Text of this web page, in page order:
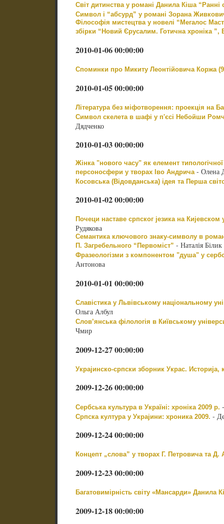
Світ дитинства у романі Данила Кіша “Ранні
Символ і “абсурд” у романі Зорана
Філософія мистецтва у новелі “Мегалос
збірки “Новий Єрусалим. Готична хроніка ”,
2010-01-06 00:00:00
Споминки про Микиту Леонтійовича Коржа
2010-01-05 00:00:00
Література без міфотворення: проекція на
Символ скелета в шафі у п'єсі Небойши
Дядченко
2010-01-03 00:00:00
Жінка "нового часу" як елемент типологічної
персоносфери у творах Іво Андрича - Олена
Косовська (Відовданська) ідея та Перша
2010-01-02 00:00:00
Почеци наставе српског језика на Кијевском
Рудякова
Семантика ключового знаку-символу в
П. Загребельного “Первоміст” - Наталія Білик
Фразеологізми з компонентом "душа" у
Антонова
2010-01-01 00:00:00
Славістика у Львівському національному
Ольга Албул
Слов’янська філологія в Київському
Чмир
2009-12-27 00:00:00
Украјинско-српски зборник Украс. Историја,
2009-12-26 00:00:00
Сербська культура в Україні: хроніка 2009 р.
Српска култура у Украјини: хроника 2009. -
2009-12-24 00:00:00
Концепт „слова” у творах Г. Петровича та Д.
2009-12-23 00:00:00
Багатовимірність світу «Мансарди» Данила
2009-12-18 00:00:00